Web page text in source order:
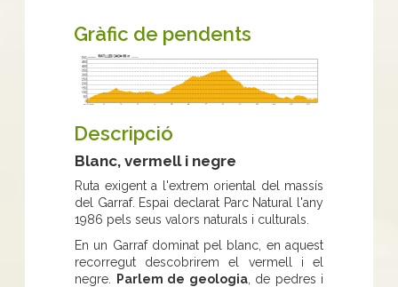
Gràfic de pendents
Descripció
Blanc, vermell i negre
Ruta exigent a l'extrem oriental del massís
del Garraf. Espai declarat Parc Natural l'any
1986 pels seus valors naturals i culturals.
En un Garraf dominat pel blanc, en aquest
recorregut descobrirem el vermell i el
negre. Parlem de geologia, de pedres i